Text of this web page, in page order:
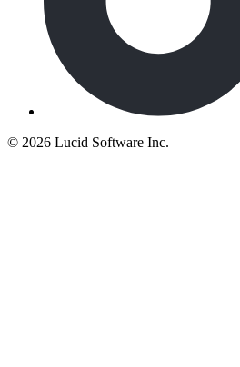
© 2026 Lucid Software Inc.